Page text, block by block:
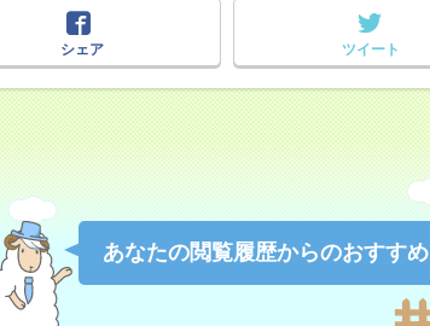
シェア
ツイート
あなたの閲覧履歴からのおすすめ